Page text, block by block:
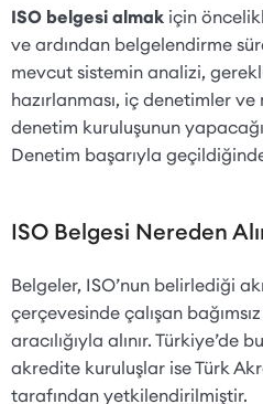
ISO belgesi almak için
ve ardından belgelendirme
mevcut sistemin analizi,
hazırlanması, iç denetimler
denetim kuruluşunun
Denetim başarıyla
ISO Belgesi Nereden
Belgeler, ISO’nun belirlediği
çerçevesinde çalışan
aracılığıyla alınır.
akredite kuruluşlar ise Türk
tarafından yetkilendirilmiştir.